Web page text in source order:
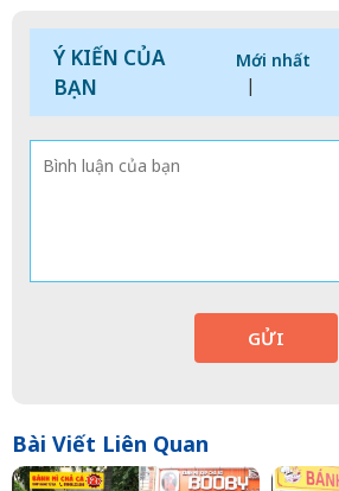
Ý KIẾN CỦA
BẠN
Mới nhất
|
GỬI
Bài Viết Liên Quan